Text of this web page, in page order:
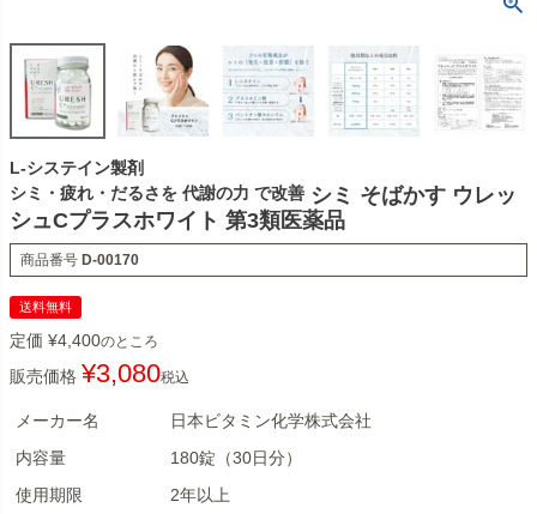
L-システイン製剤
シミ・疲れ・だるさを 代謝の力 で改善 シミ そばかす ウレッ
シュCプラスホワイト 第3類医薬品
商品番号 D-00170
送料無料
定価 ¥4,400のところ
販売価格 ¥3,080税込
メーカー名
日本ビタミン化学株式会社
内容量
180錠（30日分）
使用期限
2年以上